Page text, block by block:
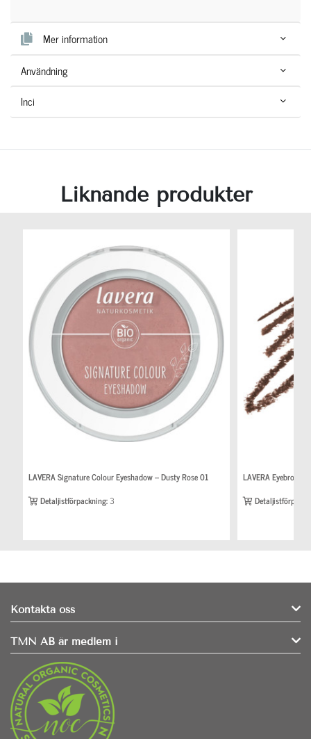
Mer information
Användning
Inci
Liknande produkter
LAVERA Signature Colour Eyeshadow – Dusty Rose 01
Detaljistförpackning:3
LAVERA Eyebrow
Kontakta oss
TMN AB är medlem i